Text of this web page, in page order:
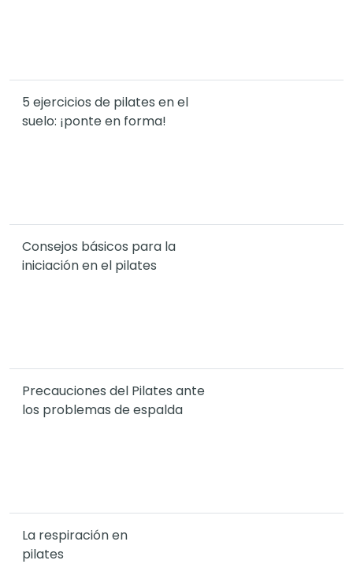
5 ejercicios de pilates en el
suelo: ¡ponte en forma!
Consejos básicos para la
iniciación en el pilates
Precauciones del Pilates ante
los problemas de espalda
La respiración en
pilates